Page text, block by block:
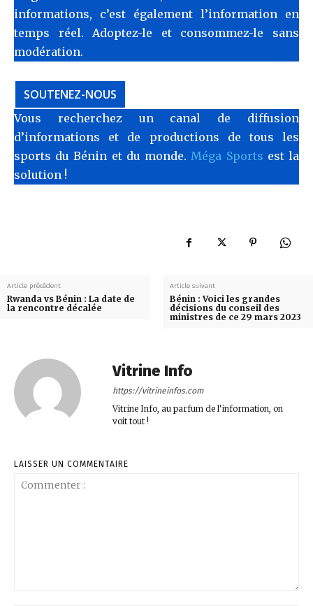
informations, c’est également l’information en
temps réel. Adoptez-le et consommez-le sans
modération.
SOUTENEZ-NOUS
Vous recherchez un canal de diffusion
d’informations et de productions de tous les
sports du Bénin et du monde. Méga Sports est la
solution !
Article précédent
Rwanda vs Bénin : La date de
la rencontre décalée
Article suivant
Bénin : Voici les grandes
décisions du conseil des
ministres de ce 29 mars 2023
Vitrine Info
https://vitrineinfos.com
Vitrine Info, au parfum de l'information, on
voit tout !
LAISSER UN COMMENTAIRE